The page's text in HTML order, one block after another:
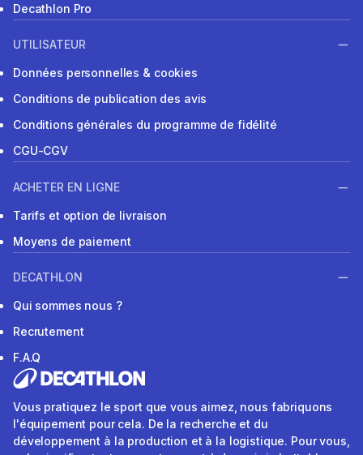
Decathlon Pro
UTILISATEUR
Données personnelles & cookies
Conditions de publication des avis
Conditions générales du programme de fidélité
CGU-CGV
ACHETER EN LIGNE
Tarifs et option de livraison
Moyens de paiement
DECATHLON
Qui sommes nous ?
Recrutement
F.A.Q
Vous pratiquez le sport que vous aimez, nous fabriquons
l'équipement pour cela. De la recherche et du
développement à la production et à la logistique. Pour vous,